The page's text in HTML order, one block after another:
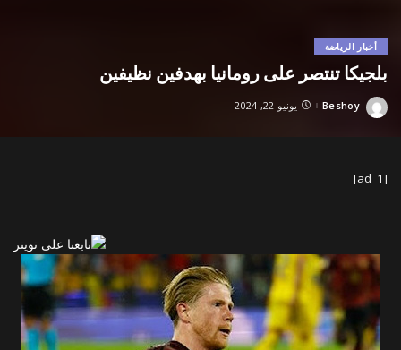
أخبار الرياضة
بلجيكا تنتصر على رومانيا بهدفين نظيفين
Posted
Beshoy يونيو 22, 2024
[ad_1]